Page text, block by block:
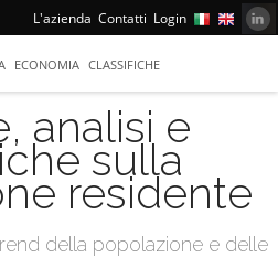
L'azienda Contatti Login
ECONOMIA CLASSIFICHE
analisi e
sulla
residente
della popolazione e delle